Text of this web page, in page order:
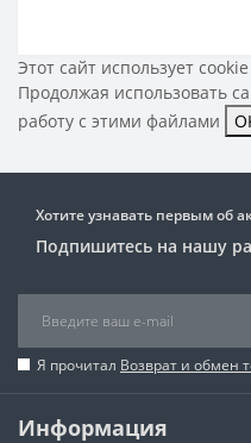
Этот сайт использует
Продолжая использовать
работу с этими файлами
Хотите узнавать первым об
Подпишитесь на нашу
Я прочитал Возврат и обмен
Информация